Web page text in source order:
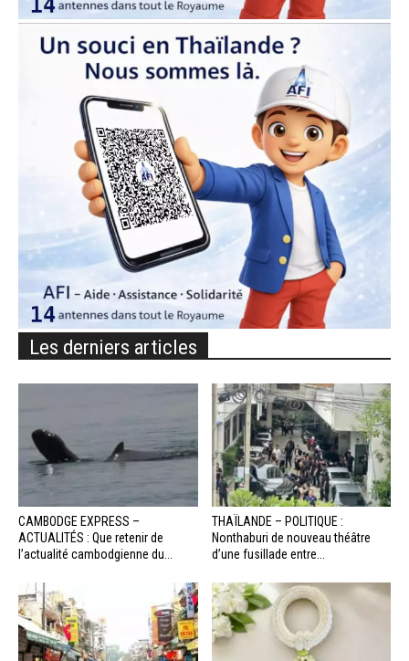
Les derniers articles
CAMBODGE EXPRESS –
ACTUALITÉS : Que retenir de
l’actualité cambodgienne du...
THAÏLANDE – POLITIQUE :
Nonthaburi de nouveau théâtre
d’une fusillade entre...